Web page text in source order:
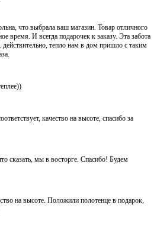
что выбрала ваш магазин. Товар отличного
время. И всегда подарочек к заказу. Эта забота
тепло нам в дом пришло с таким
качество на высоте, спасибо за
сказать, мы в восторге. Спасибо! Будем
на высоте. Положили полотенце в подарок,